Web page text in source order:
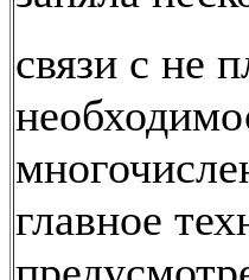
связи с не
главное